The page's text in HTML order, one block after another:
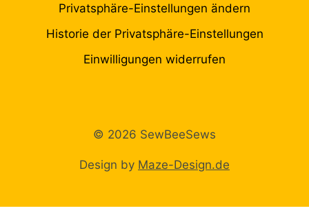
Privatsphäre-Einstellungen ändern
Historie der Privatsphäre-Einstellungen
Einwilligungen widerrufen
© 2026 SewBeeSews
Design by Maze-Design.de